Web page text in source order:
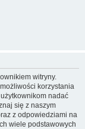
witryny.
korzystania
nadać
się z naszym
z odpowiedziami na
wiele podstawowych